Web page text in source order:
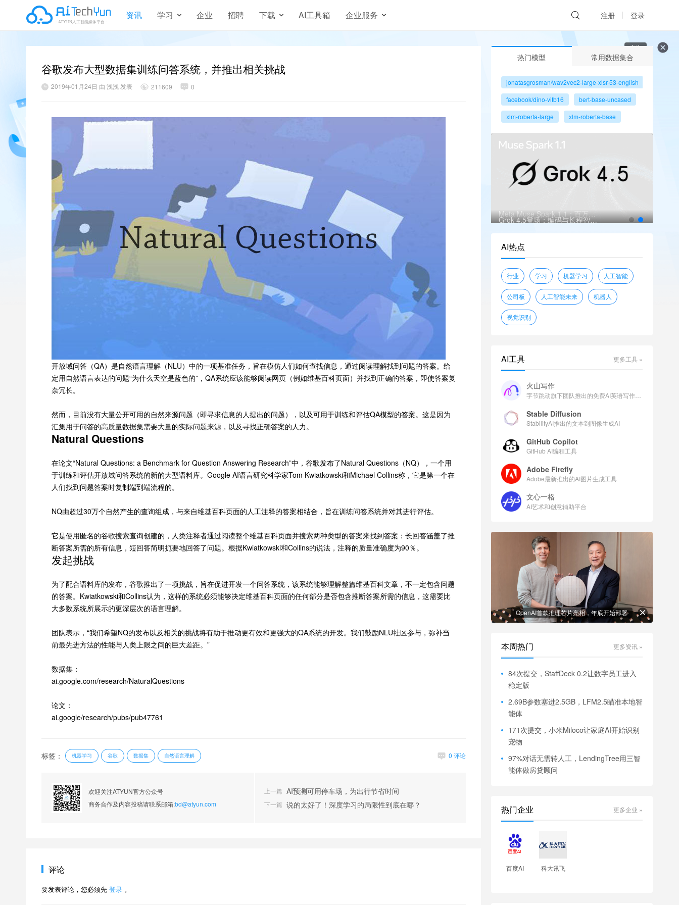
广告
资讯 学习 企业 招聘 下载 AI工具箱 企业服务 注册 登录
谷歌发布大型数据集训练问答系统，并推出相关挑战
2019年01月24日 由 浅浅 发表 211609 0
开放域问答（QA）是自然语言理解（NLU）中的一项基准任务，旨在模仿人们如何查找信息，通过阅读理解找到问题的答案。给
定用自然语言表达的问题“为什么天空是蓝色的”，QA系统应该能够阅读网页（例如维基百科页面）并找到正确的答案，即使答案复
杂冗长。
然而，目前没有大量公开可用的自然来源问题（即寻求信息的人提出的问题），以及可用于训练和评估QA模型的答案。这是因为
汇集用于问答的高质量数据集需要大量的实际问题来源，以及寻找正确答案的人力。
Natural Questions
在论文“Natural Questions: a Benchmark for Question Answering Research”中，谷歌发布了Natural Questions（NQ），一个用
于训练和评估开放域问答系统的新的大型语料库。Google AI语言研究科学家Tom Kwiatkowski和Michael Collins称，它是第一个在
人们找到问题答案时复制端到端流程的。
NQ由超过30万个自然产生的查询组成，与来自维基百科页面的人工注释的答案相结合，旨在训练问答系统并对其进行评估。
它是使用匿名的谷歌搜索查询创建的，人类注释者通过阅读整个维基百科页面并搜索两种类型的答案来找到答案：长回答涵盖了推
断答案所需的所有信息，短回答简明扼要地回答了问题。根据Kwiatkowski和Collins的说法，注释的质量准确度为90％。
发起挑战
为了配合语料库的发布，谷歌推出了一项挑战，旨在促进开发一个问答系统，该系统能够理解整篇维基百科文章，不一定包含问题
的答案。Kwiatkowski和Collins认为，这样的系统必须能够决定维基百科页面的任何部分是否包含推断答案所需的信息，这需要比
大多数系统所展示的更深层次的语言理解。
团队表示，“我们希望NQ的发布以及相关的挑战将有助于推动更有效和更强大的QA系统的开发。我们鼓励NLU社区参与，弥补当
前最先进方法的性能与人类上限之间的巨大差距。”
数据集：
ai.google.com/research/NaturalQuestions
论文：
ai.google/research/pubs/pub47761
标签： 机器学习 谷歌 数据集 自然语言理解 0 评论
欢迎关注ATYUN官方公众号
商务合作及内容投稿请联系邮箱:bd@atyun.com
上一篇 AI预测可用停车场，为出行节省时间
下一篇 说的太好了！深度学习的局限性到底在哪？
评论
要发表评论，您必须先 登录 。
热门模型 常用数据集合
jonatasgrosman/wav2vec2-large-xlsr-53-english
facebook/dino-vitb16
bert-base-uncased
xlm-roberta-large
xlm-roberta-base
gpt2
microsoft/resnet-50
facebook/dino-vits8
Meta Muse Spark 1.1：百万上下文瞄准多智能体
Grok 4.5登场：编码与长程智能体再升级
piqa
EleutherAI/lambada_openai
facebook/flores
AI热点
行业 学习 机器学习 人工智能
公司板 人工智能未来 机器人
视觉识别
AI工具 更多工具 »
火山写作
Stable Diffusion
StabilityAI推出的文本到图像生成AI
GitHub Copilot
GitHub AI编程工具
Adobe Firefly
Adobe最新推出的AI图片生成工具
文心一格
AI艺术和创意辅助平台
OpenAI首款推理芯片亮相，年底开始部署
本周热门 更多资讯 »
84次提交，StaffDeck 0.2让数字员工进入
稳定版
2.69B参数塞进2.5GB，LFM2.5瞄准本地智
能体
171次提交，小米Miloco让家庭AI开始识别
宠物
97%对话无需转人工，LendingTree用三智
能体做房贷顾问
热门企业 更多企业 »
百度AI 科大讯飞